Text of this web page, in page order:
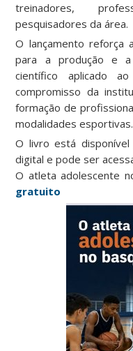
treinadores,
pesquisadores da área.
O lançamento reforça
para a produção e a
científico aplicado
compromisso da
formação de
modalidades esportivas.
O livro está
digital e pode ser
O atleta adolescente
gratuito